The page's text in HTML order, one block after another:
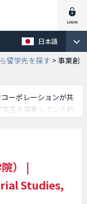
日本語
留学先を探す >事業創
ーポレーションが共
学生を募集している約
員や合格者数など入
情報を掲載している
）
|
Studies,